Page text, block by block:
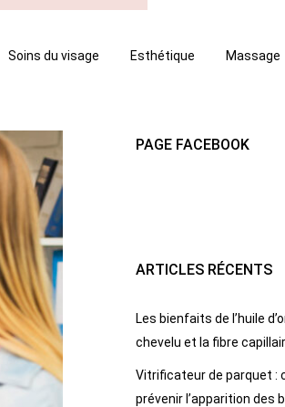
Soins du visage Esthétique Massage
PAGE FACEBOOK
ARTICLES RÉCENTS
Les bienfaits de l’huile
chevelu et la fibre
Vitrificateur de parquet :
prévenir l’apparition des